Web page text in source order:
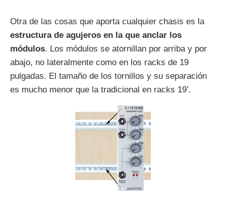
Otra de las cosas que aporta cualquier chasis es la
estructura de agujeros en la que anclar los
módulos. Los módulos se atornillan por arriba y por
abajo, no lateralmente como en los racks de 19
pulgadas. El tamaño de los tornillos y su separación
es mucho menor que la tradicional en racks 19’.